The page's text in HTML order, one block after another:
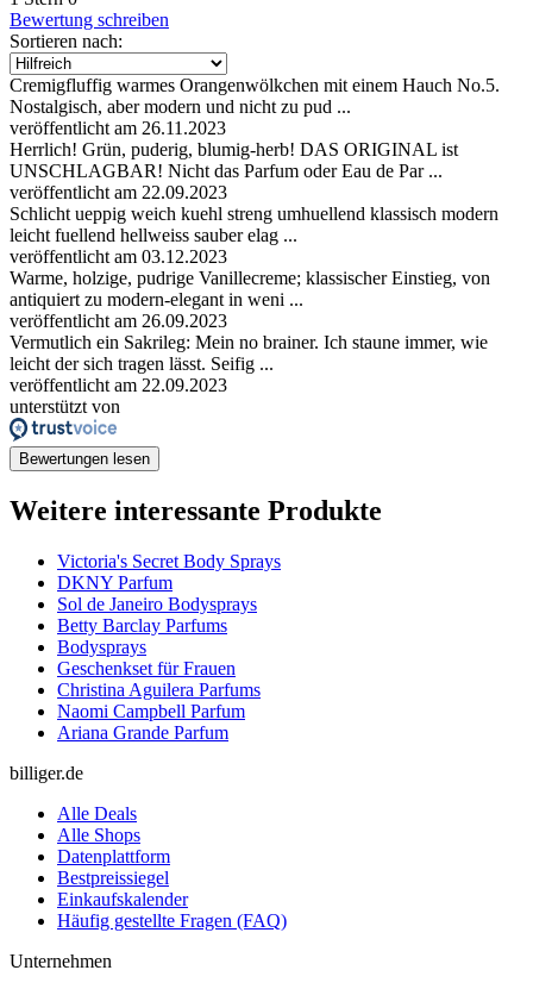
Bewertung schreiben
Sortieren nach:
Cremigfluffig warmes Orangenwölkchen mit einem Hauch No.5.
Nostalgisch, aber modern und nicht zu pud ...
veröffentlicht am 26.11.2023
Herrlich! Grün, puderig, blumig-herb! DAS ORIGINAL ist
UNSCHLAGBAR! Nicht das Parfum oder Eau de Par ...
veröffentlicht am 22.09.2023
Schlicht ueppig weich kuehl streng umhuellend klassisch modern
leicht fuellend hellweiss sauber elag ...
veröffentlicht am 03.12.2023
Warme, holzige, pudrige Vanillecreme; klassischer Einstieg, von
antiquiert zu modern-elegant in weni ...
veröffentlicht am 26.09.2023
Vermutlich ein Sakrileg: Mein no brainer. Ich staune immer, wie
leicht der sich tragen lässt. Seifig ...
veröffentlicht am 22.09.2023
unterstützt von
Bewertungen lesen
Weitere interessante Produkte
Victoria's Secret Body Sprays
DKNY Parfum
Sol de Janeiro Bodysprays
Betty Barclay Parfums
Bodysprays
Geschenkset für Frauen
Christina Aguilera Parfums
Naomi Campbell Parfum
Ariana Grande Parfum
billiger.de
Alle Deals
Alle Shops
Datenplattform
Bestpreissiegel
Einkaufskalender
Häufig gestellte Fragen (FAQ)
Unternehmen